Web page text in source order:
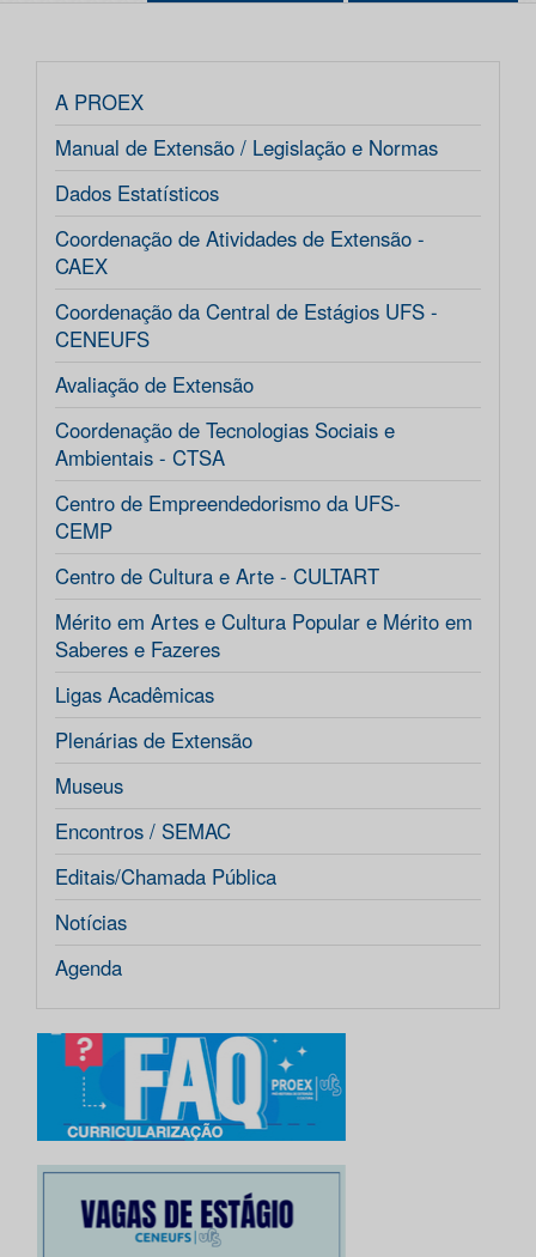
A PROEX
Manual de Extensão / Legislação e Normas
Dados Estatísticos
Coordenação de Atividades de Extensão -
CAEX
Coordenação da Central de Estágios UFS -
CENEUFS
Avaliação de Extensão
Coordenação de Tecnologias Sociais e
Ambientais - CTSA
Centro de Empreendedorismo da UFS-
CEMP
Centro de Cultura e Arte - CULTART
Mérito em Artes e Cultura Popular e Mérito em
Saberes e Fazeres
Ligas Acadêmicas
Plenárias de Extensão
Museus
Encontros / SEMAC
Editais/Chamada Pública
Notícias
Agenda